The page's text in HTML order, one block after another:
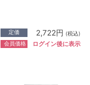
定価 2,722円 (税込)
会員価格 ログイン後に表示